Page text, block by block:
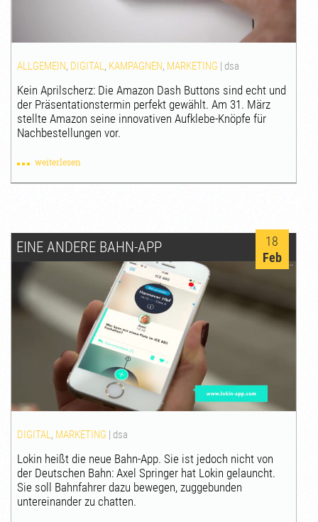
ALLGEMEIN, DIGITAL, KAMPAGNEN, MARKETING | dsa
Kein Aprilscherz: Die Amazon Dash Buttons sind echt und
der Präsentationstermin perfekt gewählt. Am 31. März
stellte Amazon seine innovativen Aufklebe-Knöpfe für
Nachbestellungen vor.
weiterlesen
EINE ANDERE BAHN-APP
18
Feb
DIGITAL, MARKETING | dsa
Lokin heißt die neue Bahn-App. Sie ist jedoch nicht von
der Deutschen Bahn: Axel Springer hat Lokin gelauncht.
Sie soll Bahnfahrer dazu bewegen, zuggebunden
untereinander zu chatten.